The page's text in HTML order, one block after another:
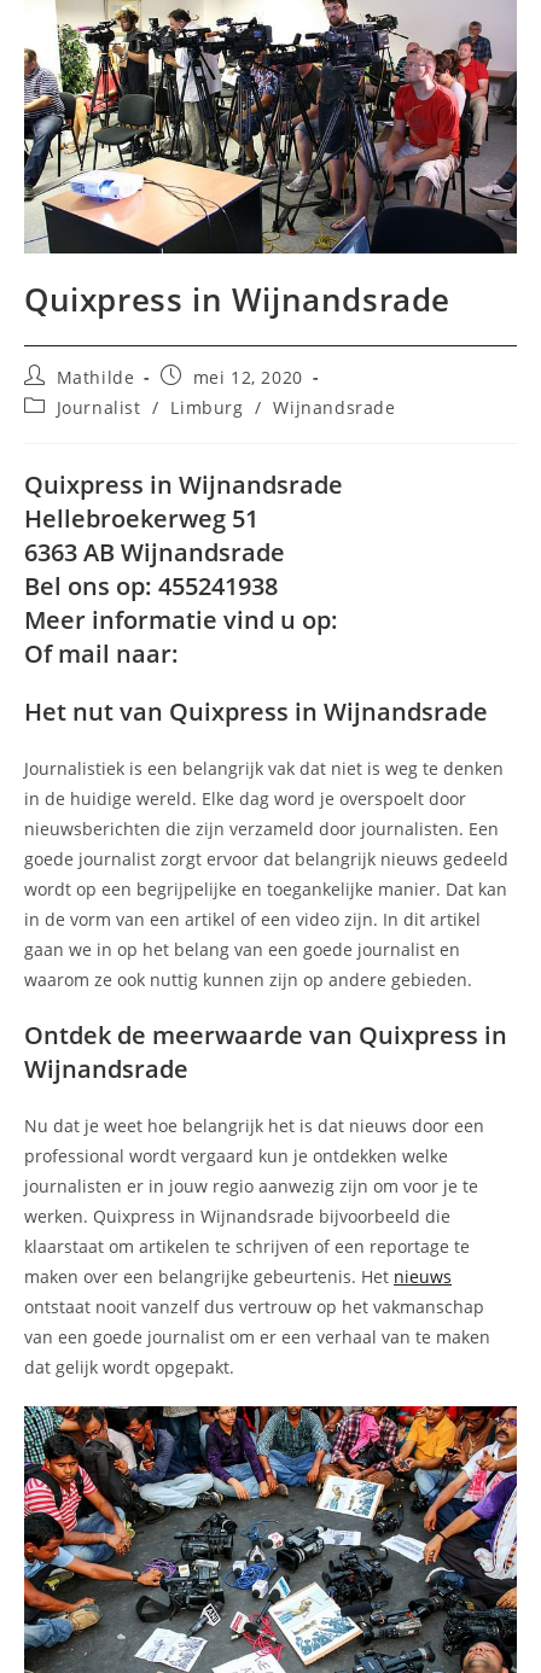
Quixpress in Wijnandsrade
Bericht
auteur:
Mathilde
Bericht
gepubliceerd
op:
mei 12, 2020
Berichtcategorie:
Journalist / Limburg / Wijnandsrade
Quixpress in Wijnandsrade
Hellebroekerweg 51
6363 AB Wijnandsrade
Bel ons op: 455241938
Meer informatie vind u op:
Of mail naar:
Het nut van Quixpress in Wijnandsrade
Journalistiek is een belangrijk vak dat niet is weg te denken
in de huidige wereld. Elke dag word je overspoelt door
nieuwsberichten die zijn verzameld door journalisten. Een
goede journalist zorgt ervoor dat belangrijk nieuws gedeeld
wordt op een begrijpelijke en toegankelijke manier. Dat kan
in de vorm van een artikel of een video zijn. In dit artikel
gaan we in op het belang van een goede journalist en
waarom ze ook nuttig kunnen zijn op andere gebieden.
Ontdek de meerwaarde van Quixpress in
Wijnandsrade
Nu dat je weet hoe belangrijk het is dat nieuws door een
professional wordt vergaard kun je ontdekken welke
journalisten er in jouw regio aanwezig zijn om voor je te
werken. Quixpress in Wijnandsrade bijvoorbeeld die
klaarstaat om artikelen te schrijven of een reportage te
maken over een belangrijke gebeurtenis. Het nieuws
ontstaat nooit vanzelf dus vertrouw op het vakmanschap
van een goede journalist om er een verhaal van te maken
dat gelijk wordt opgepakt.